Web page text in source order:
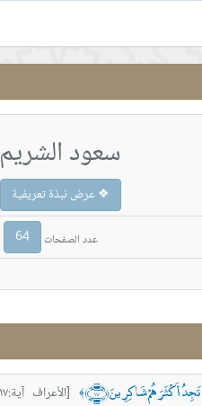
سعود الشريم
❖ عرض نبذة تعريفية
عدد الصفحات 64
أَكْثَرَهُمْ شَاكِرِينَ ﴿١٧﴾ ﴾
[الأعراف آية:١٧]